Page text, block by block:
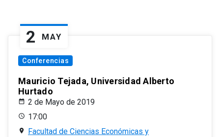
2 MAY
Conferencias
Mauricio Tejada, Universidad Alberto
Hurtado
2 de Mayo de 2019
17:00
Facultad de Ciencias Económicas y